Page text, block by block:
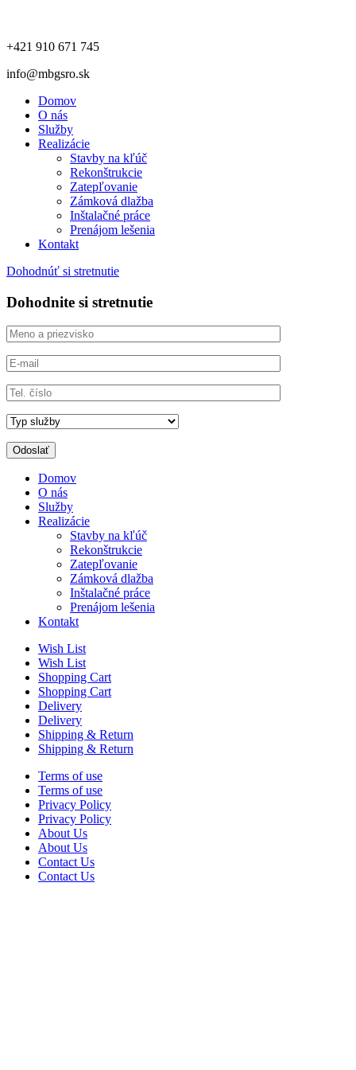
+421 910 671 745
info@mbgsro.sk
Domov
O nás
Služby
Realizácie
Stavby na kľúč
Rekonštrukcie
Zatepľovanie
Zámková dlažba
Inštalačné práce
Prenájom lešenia
Kontakt
Dohodnúť si stretnutie
Dohodnite si stretnutie
Domov
O nás
Služby
Realizácie
Stavby na kľúč
Rekonštrukcie
Zatepľovanie
Zámková dlažba
Inštalačné práce
Prenájom lešenia
Kontakt
Wish List
Wish List
Shopping Cart
Shopping Cart
Delivery
Delivery
Shipping & Return
Shipping & Return
Terms of use
Terms of use
Privacy Policy
Privacy Policy
About Us
About Us
Contact Us
Contact Us